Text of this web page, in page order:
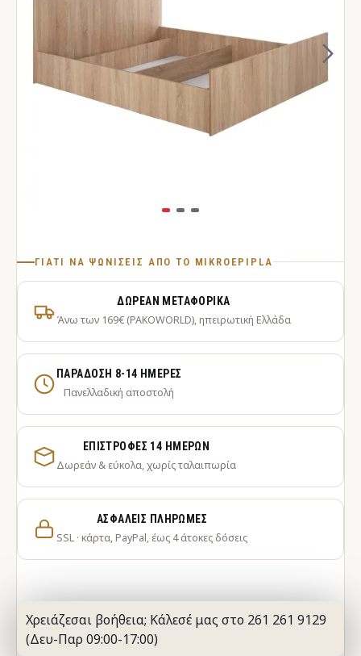
ΓΙΑΤΊ ΝΑ ΨΩΝΊΣΕΙΣ ΑΠΌ ΤΟ MIKROEPIPLA
ΔΩΡΕΆΝ ΜΕΤΑΦΟΡΙΚΆ
Άνω των 169€ (PAKOWORLD), ηπειρωτική Ελλάδα
ΠΑΡΆΔΟΣΗ 8-14 ΗΜΈΡΕΣ
Πανελλαδική αποστολή
ΕΠΙΣΤΡΟΦΈΣ 14 ΗΜΕΡΏΝ
Δωρεάν & εύκολα, χωρίς ταλαιπωρία
ΑΣΦΑΛΕΊΣ ΠΛΗΡΩΜΈΣ
SSL · κάρτα, PayPal, έως 4 άτοκες δόσεις
Χρειάζεσαι βοήθεια; Κάλεσέ μας στο 261 261 9129
(Δευ-Παρ 09:00-17:00)